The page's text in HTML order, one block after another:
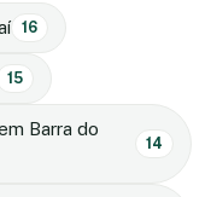
16
15
Barra do
14